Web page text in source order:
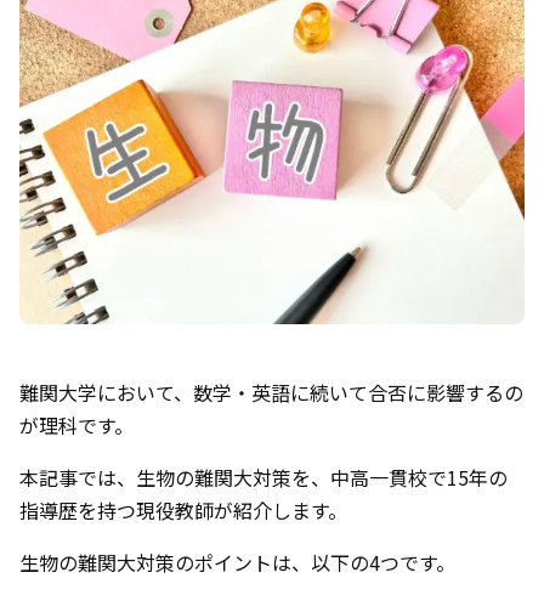
難関大学において、数学・英語に続いて合否に影響するの
が理科です。
本記事では、生物の難関大対策を、中高一貫校で15年の
指導歴を持つ現役教師が紹介します。
生物の難関大対策のポイントは、以下の4つです。